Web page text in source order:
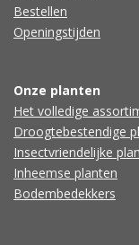
Bestellen
Openingstijden
Onze planten
Het volledige
Droogtebestendige
Insectvriendelijke
Inheemse planten
Bodembedekkers